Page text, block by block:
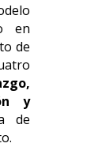
en
de
y
de